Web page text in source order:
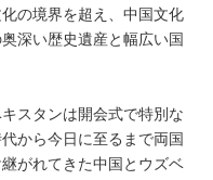
の境界を超え、中国文化
深い歴史遺産と幅広い国
スタンは開会式で特別な
から今日に至るまで両国
がれてきた中国とウズベ